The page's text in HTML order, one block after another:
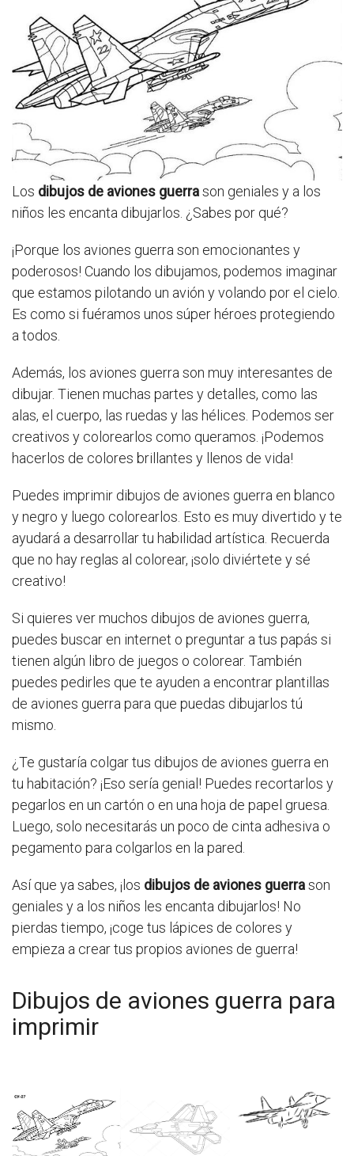
Los dibujos de aviones guerrason geniales y a los
niños les encanta dibujarlos. ¿Sabes por qué?
¡Porque los aviones guerra son emocionantes y
poderosos! Cuando los dibujamos, podemos imaginar
que estamos pilotando un avión y volando por el cielo.
Es como si fuéramos unos súper héroes protegiendo
a todos.
Además, los aviones guerra son muy interesantes de
dibujar. Tienen muchas partes y detalles, como las
alas, el cuerpo, las ruedas y las hélices. Podemos ser
creativos y colorearlos como queramos. ¡Podemos
hacerlos de colores brillantes y llenos de vida!
Puedes imprimir dibujos de aviones guerra en blanco
y negro y luego colorearlos. Esto es muy divertido y te
ayudará a desarrollar tu habilidad artística. Recuerda
que no hay reglas al colorear, ¡solo diviértete y sé
creativo!
Si quieres ver muchos dibujos de aviones guerra,
puedes buscar en internet o preguntar a tus papás si
tienen algún libro de juegos o colorear. También
puedes pedirles que te ayuden a encontrar plantillas
de aviones guerra para que puedas dibujarlos tú
mismo.
¿Te gustaría colgar tus dibujos de aviones guerra en
tu habitación? ¡Eso sería genial! Puedes recortarlos y
pegarlos en un cartón o en una hoja de papel gruesa.
Luego, solo necesitarás un poco de cinta adhesiva o
pegamento para colgarlos en la pared.
Así que ya sabes, ¡los dibujos de aviones guerrason
geniales y a los niños les encanta dibujarlos! No
pierdas tiempo, ¡coge tus lápices de colores y
empieza a crear tus propios aviones de guerra!
Dibujos de aviones guerra para
imprimir